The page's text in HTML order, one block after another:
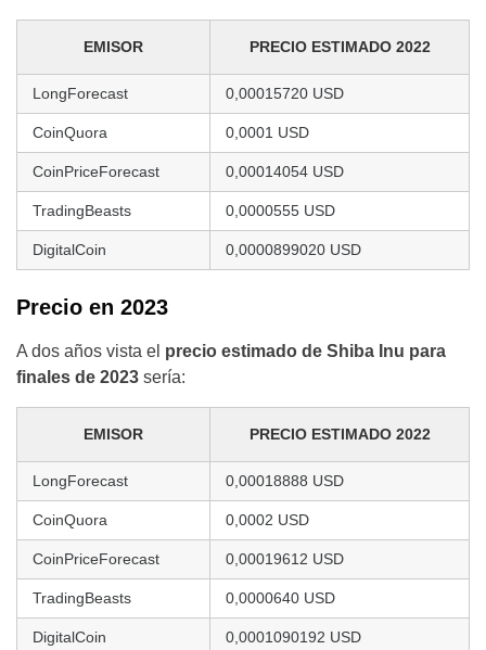
EMISOR PRECIO ESTIMADO 2022
LongForecast 0,00015720 USD
CoinQuora 0,0001 USD
CoinPriceForecast 0,00014054 USD
TradingBeasts 0,0000555 USD
DigitalCoin 0,0000899020 USD
Precio en 2023
A dos años vista el precio estimado de Shiba Inu para
finales de 2023 sería:
EMISOR PRECIO ESTIMADO 2022
LongForecast 0,00018888 USD
CoinQuora 0,0002 USD
CoinPriceForecast 0,00019612 USD
TradingBeasts 0,0000640 USD
DigitalCoin 0,0001090192 USD